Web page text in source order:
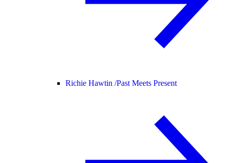
Richie Hawtin /Past Meets Present